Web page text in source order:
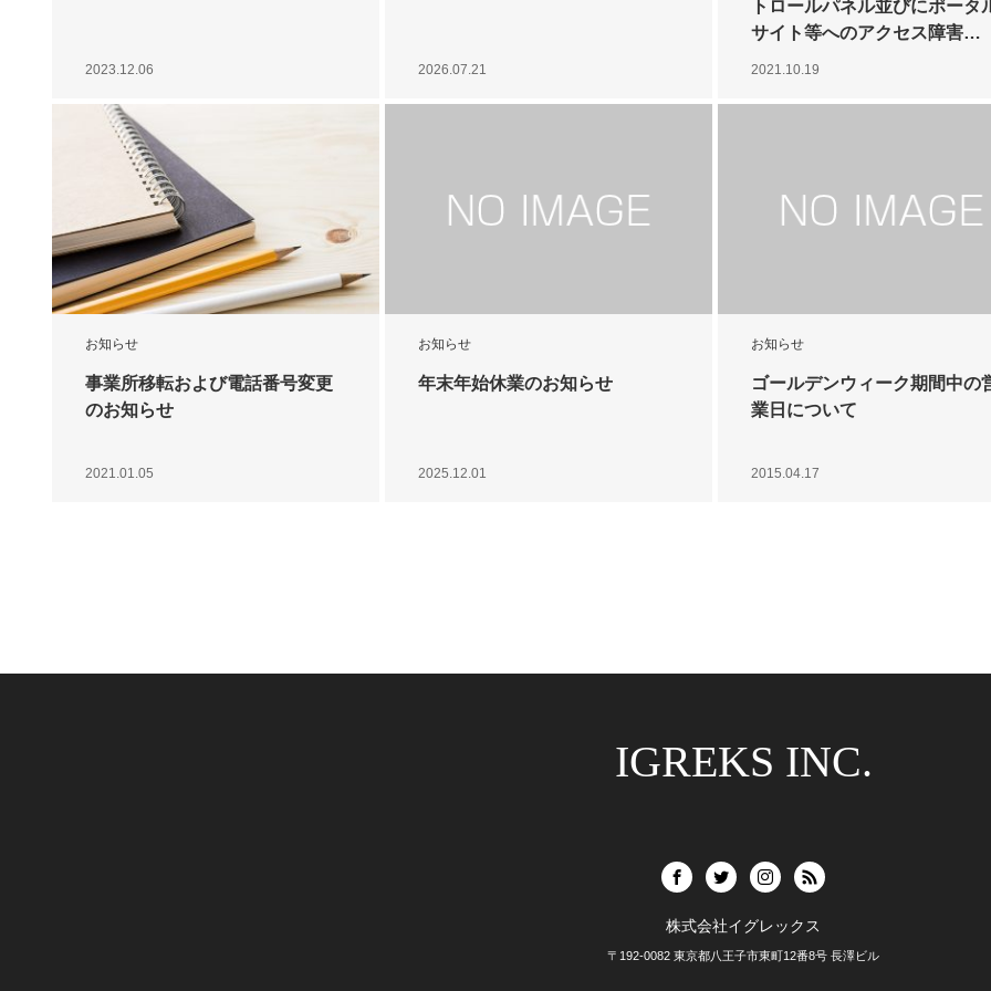
2023.12.06 2026.07.21
トロールパネル並びにポータ
サイト等へのアクセス障害…
2021.10.19
お知らせ
事業所移転および電話番号変更
のお知らせ
2021.01.05
お知らせ
年末年始休業のお知らせ
2025.12.01
お知らせ
ゴールデンウィーク期間中の
業日について
2015.04.17
IGREKS INC.
株式会社イグレックス
〒192-0082 東京都八王子市東町12番8号 長澤ビル